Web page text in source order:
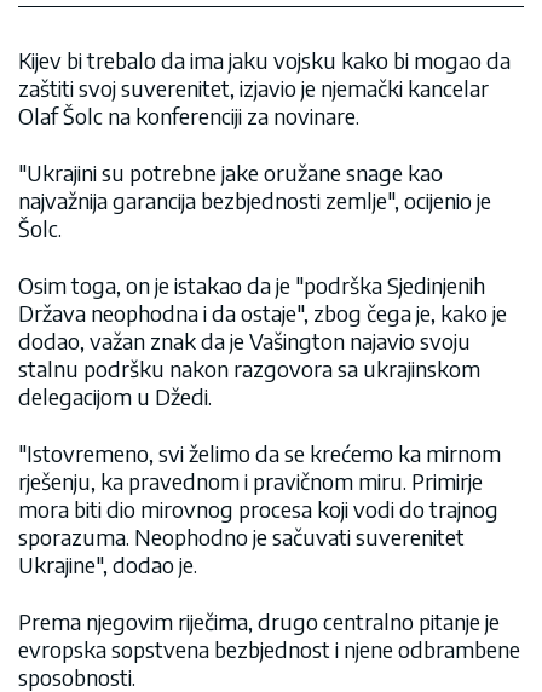
Kijev bi trebalo da ima jaku vojsku kako bi mogao da
zaštiti svoj suverenitet, izjavio je njemački kancelar
Olaf Šolc na konferenciji za novinare.
"Ukrajini su potrebne jake oružane snage kao
najvažnija garancija bezbjednosti zemlje", ocijenio je
Šolc.
Osim toga, on je istakao da je "podrška Sjedinjenih
Država neophodna i da ostaje", zbog čega je, kako je
dodao, važan znak da je Vašington najavio svoju
stalnu podršku nakon razgovora sa ukrajinskom
delegacijom u Džedi.
"Istovremeno, svi želimo da se krećemo ka mirnom
rješenju, ka pravednom i pravičnom miru. Primirje
mora biti dio mirovnog procesa koji vodi do trajnog
sporazuma. Neophodno je sačuvati suverenitet
Ukrajine", dodao je.
Prema njegovim riječima, drugo centralno pitanje je
evropska sopstvena bezbjednost i njene odbrambene
sposobnosti.